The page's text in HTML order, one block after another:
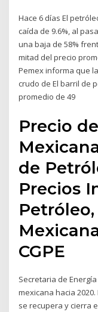
Hace 6 días El
caída de 9.6%, al
una baja de 58%
mitad del precio
Pemex informa que
crudo de El barril de
promedio de 49
Precio
de
Precios
Petróleo,
CGPE
Secretaria de
mexicana hacia
se recupera y cierra